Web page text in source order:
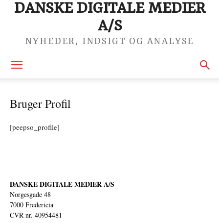
DANSKE DIGITALE MEDIER
A/S
NYHEDER, INDSIGT OG ANALYSE
Bruger Profil
[peepso_profile]
DANSKE DIGITALE MEDIER A/S
Norgesgade 48
7000 Fredericia
CVR nr. 40954481